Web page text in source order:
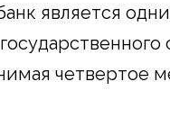
является
четвертое